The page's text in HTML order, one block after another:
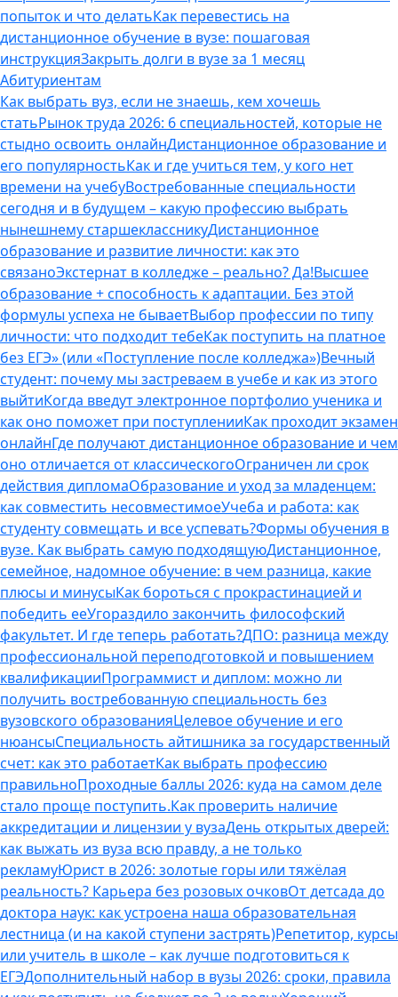
попыток и что делатьКак перевестись на
дистанционное обучение в вузе: пошаговая
инструкцияЗакрыть долги в вузе за 1 месяц
Абитуриентам
Как выбрать вуз, если не знаешь, кем хочешь
статьРынок труда 2026: 6 специальностей, которые не
стыдно освоить онлайнДистанционное образование и
его популярностьКак и где учиться тем, у кого нет
времени на учебуВостребованные специальности
сегодня и в будущем – какую профессию выбрать
нынешнему старшеклассникуДистанционное
образование и развитие личности: как это
связаноЭкстернат в колледже – реально? Да!Высшее
образование + способность к адаптации. Без этой
формулы успеха не бываетВыбор профессии по типу
личности: что подходит тебеКак поступить на платное
без ЕГЭ» (или «Поступление после колледжа»)Вечный
студент: почему мы застреваем в учебе и как из этого
выйтиКогда введут электронное портфолио ученика и
как оно поможет при поступленииКак проходит экзамен
онлайнГде получают дистанционное образование и чем
оно отличается от классическогоОграничен ли срок
действия дипломаОбразование и уход за младенцем:
как совместить несовместимоеУчеба и работа: как
студенту совмещать и все успевать?Формы обучения в
вузе. Как выбрать самую подходящуюДистанционное,
семейное, надомное обучение: в чем разница, какие
плюсы и минусыКак бороться с прокрастинацией и
победить ееУгораздило закончить философский
факультет. И где теперь работать?ДПО: разница между
профессиональной переподготовкой и повышением
квалификацииПрограммист и диплом: можно ли
получить востребованную специальность без
вузовского образованияЦелевое обучение и его
нюансыСпециальность айтишника за государственный
счет: как это работаетКак выбрать профессию
правильноПроходные баллы 2026: куда на самом деле
стало проще поступить.Как проверить наличие
аккредитации и лицензии у вузаДень открытых дверей:
как выжать из вуза всю правду, а не только
рекламуЮрист в 2026: золотые горы или тяжёлая
реальность? Карьера без розовых очковОт детсада до
доктора наук: как устроена наша образовательная
лестница (и на какой ступени застрять)Репетитор, курсы
или учитель в школе – как лучше подготовиться к
ЕГЭДополнительный набор в вузы 2026: сроки, правила